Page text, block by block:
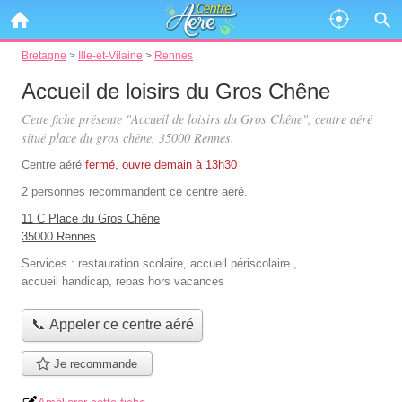
Bretagne > Ille-et-Vilaine > Rennes
Accueil de loisirs du Gros Chêne
Cette fiche présente "Accueil de loisirs du Gros Chêne", centre aéré
situé place du gros chêne, 35000 Rennes.
Centre aéré fermé, ouvre demain à 13h30
2 personnes recommandent ce centre aéré.
11 C Place du Gros Chêne
35000 Rennes
Services : restauration scolaire, accueil périscolaire ,
accueil handicap, repas hors vacances
📞 Appeler ce centre aéré
Je recommande